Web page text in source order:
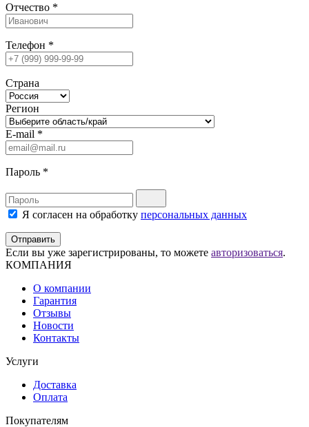
Отчество *
Телефон *
Страна
Регион
E-mail *
Пароль *
Я согласен на обработку персональных данных
Отправить
Если вы уже зарегистрированы, то можете авторизоваться.
КОМПАНИЯ
О компании
Гарантия
Отзывы
Новости
Контакты
Услуги
Доставка
Оплата
Покупателям